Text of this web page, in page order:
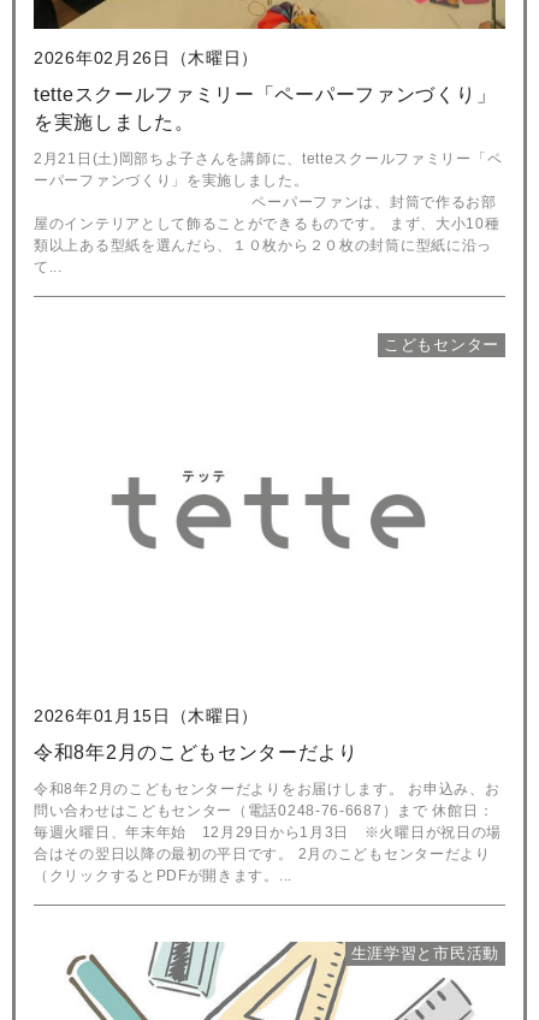
2026年02月26日（木曜日）
tetteスクールファミリー「ペーパーファンづくり」
を実施しました。
2月21日(土)岡部ちよ子さんを講師に、tetteスクールファミリー「ペ
ーパーファンづくり」を実施しました。
ペーパーファンは、封筒で作るお部
屋のインテリアとして飾ることができるものです。 まず、大小10種
類以上ある型紙を選んだら、１０枚から２０枚の封筒に型紙に沿っ
て...
2026年01月15日（木曜日）
こどもセンター
令和8年2月のこどもセンターだより
令和8年2月のこどもセンターだよりをお届けします。 お申込み、お
問い合わせはこどもセンター（電話0248-76-6687）まで 休館日：
毎週火曜日、年末年始 12月29日から1月3日 ※火曜日が祝日の場
合はその翌日以降の最初の平日です。 2月のこどもセンターだより
（クリックするとPDFが開きます。...
生涯学習と市民活動